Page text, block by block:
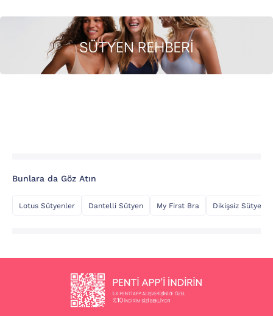
Bunlara da Göz Atın
Lotus Sütyenler Dantelli Sütyen My First Bra Dikişsiz Sütyen